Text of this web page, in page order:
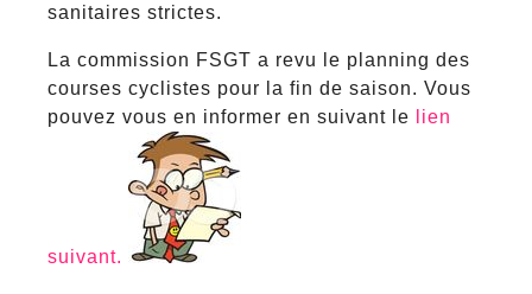
sanitaires strictes.
La commission FSGT a revu le planning des
courses cyclistes pour la fin de saison. Vous
pouvez vous en informer en suivant le
lien
suivant.